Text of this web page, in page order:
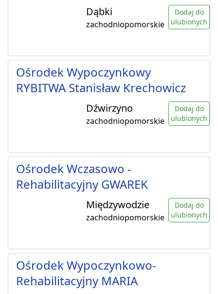
Dąbki
zachodniopomorskie
Dodaj do
ulubionych
Ośrodek Wypoczynkowy
RYBITWA Stanisław Krechowicz
Dźwirzyno
zachodniopomorskie
Dodaj do
ulubionych
Ośrodek Wczasowo -
Rehabilitacyjny GWAREK
Międzywodzie
zachodniopomorskie
Dodaj do
ulubionych
Ośrodek Wypoczynkowo-
Rehabilitacyjny MARIA